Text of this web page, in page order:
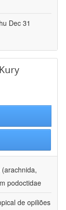
Dec 31
podoctidae
de opiliões